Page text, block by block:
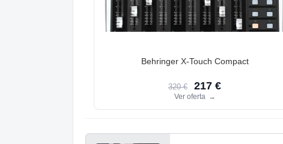
Behringer X-Touch Compact
320 € 217 €
Ver oferta →